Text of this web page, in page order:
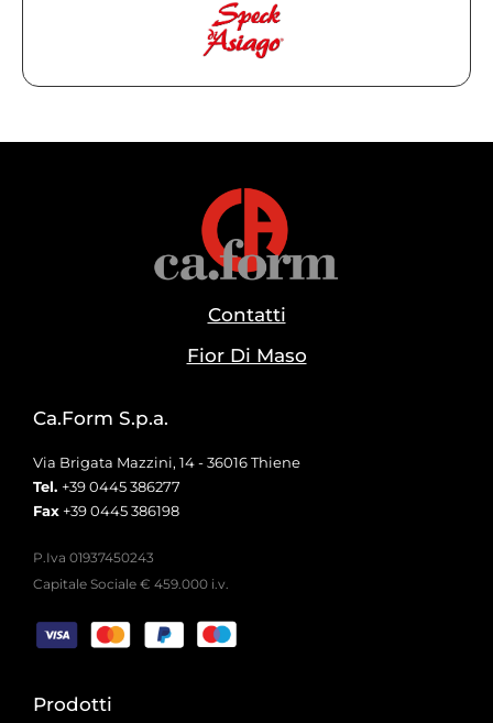
Contatti
Fior Di Maso
Ca.Form S.p.a.
Via Brigata Mazzini, 14 - 36016 Thiene
Tel. +39 0445 386277
Fax +39 0445 386198
P.Iva 01937450243
Capitale Sociale € 459.000 i.v.
Prodotti